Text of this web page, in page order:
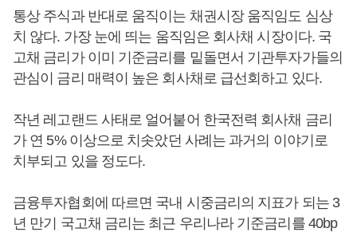
통상 주식과 반대로 움직이는 채권시장 움직임도 심상
치 않다. 가장 눈에 띄는 움직임은 회사채 시장이다. 국
고채 금리가 이미 기준금리를 밑돌면서 기관투자가들의
관심이 금리 매력이 높은 회사채로 급선회하고 있다.
작년 레고랜드 사태로 얼어붙어 한국전력 회사채 금리
가 연 5% 이상으로 치솟았던 사례는 과거의 이야기로
치부되고 있을 정도다.
금융투자협회에 따르면 국내 시중금리의 지표가 되는 3
년 만기 국고채 금리는 최근 우리나라 기준금리를 40bp